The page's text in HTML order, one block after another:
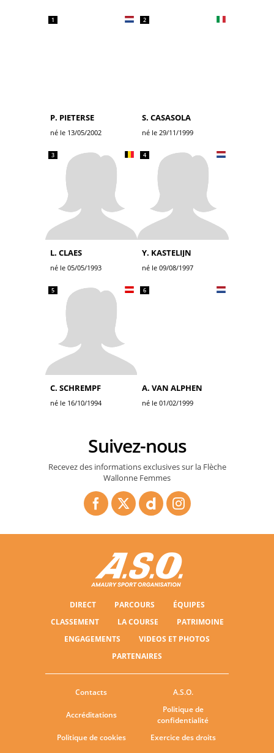
1
P. PIETERSE
né le 13/05/2002
2
S. CASASOLA
né le 29/11/1999
3
L. CLAES
né le 05/05/1993
4
Y. KASTELIJN
né le 09/08/1997
5
C. SCHREMPF
né le 16/10/1994
6
A. VAN ALPHEN
né le 01/02/1999
Suivez-nous
Recevez des informations exclusives sur la Flèche
Wallonne Femmes
DIRECT PARCOURS
ÉQUIPES
CLASSEMENT
LA COURSE
PATRIMOINE
ENGAGEMENTS
VIDEOS ET PHOTOS
PARTENAIRES
Contacts A.S.O.
Accréditations
Politique de
confidentialité
Politique de cookies
Exercice des droits